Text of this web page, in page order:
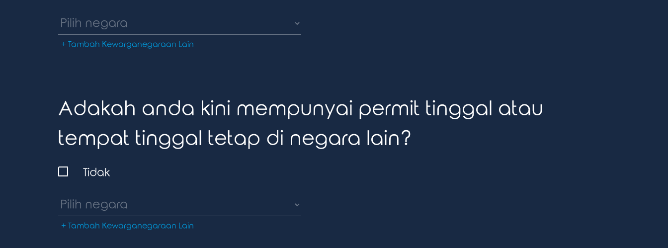
+ Tambah Kewarganegaraan Lain
Adakah anda kini mempunyai permit tinggal atau
tempat tinggal tetap di negara lain?
Tidak
+ Tambah Kewarganegaraan Lain